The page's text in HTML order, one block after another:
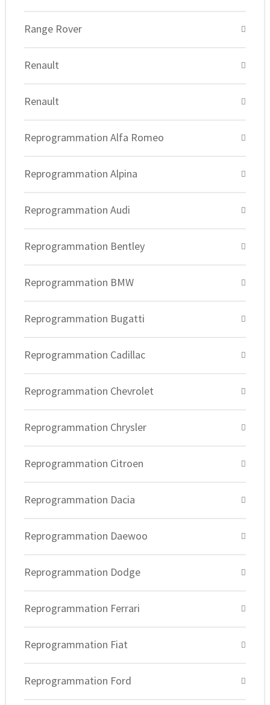
Range Rover
Renault
Renault
Reprogrammation Alfa Romeo
Reprogrammation Alpina
Reprogrammation Audi
Reprogrammation Bentley
Reprogrammation BMW
Reprogrammation Bugatti
Reprogrammation Cadillac
Reprogrammation Chevrolet
Reprogrammation Chrysler
Reprogrammation Citroen
Reprogrammation Dacia
Reprogrammation Daewoo
Reprogrammation Dodge
Reprogrammation Ferrari
Reprogrammation Fiat
Reprogrammation Ford